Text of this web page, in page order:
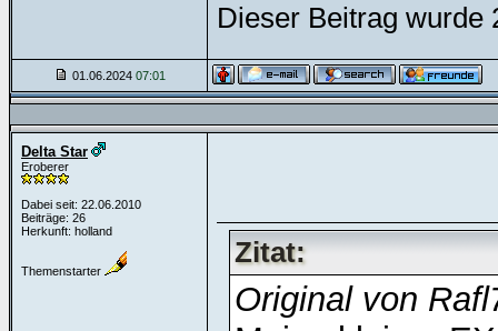
Dieser Beitrag
01.06.2024 07:01
Delta Star
Eroberer
Dabei seit: 22.06.2010
Beiträge: 26
Herkunft: holland
Themenstarter
Zitat:
Original von